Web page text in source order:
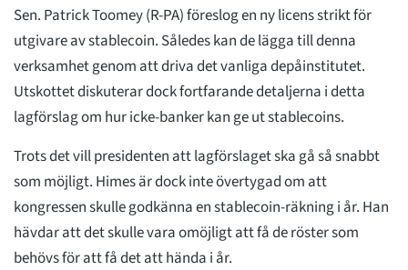
Sen. Patrick Toomey (R-PA) föreslog en ny licens strikt för
utgivare av stablecoin. Således kan de lägga till denna
verksamhet genom att driva det vanliga depåinstitutet.
Utskottet diskuterar dock fortfarande detaljerna i detta
lagförslag om hur icke-banker kan ge ut stablecoins.
Trots det vill presidenten att lagförslaget ska gå så snabbt
som möjligt. Himes är dock inte övertygad om att
kongressen skulle godkänna en stablecoin-räkning i år. Han
hävdar att det skulle vara omöjligt att få de röster som
behövs för att få det att hända i år.